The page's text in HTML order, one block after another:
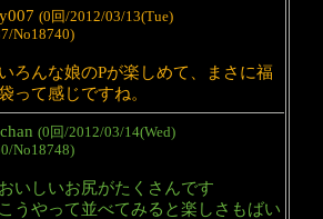
(0回/2012/03/13(Tue)
No18740)
いろんな娘のPが楽しめて、まさに福
って感じですね。
(0回/2012/03/14(Wed)
No18748)
おいしいお尻がたくさんです
こうやって並べてみると楽しさもばい